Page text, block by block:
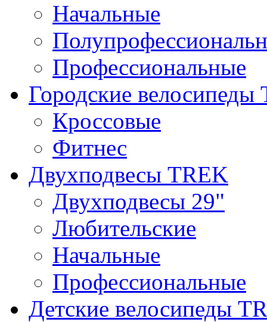
Начальные
Профессиональные
Городские велосипеды
Кроссовые
Фитнес
Двухподвесы TREK
Двухподвесы 29"
Любительские
Начальные
Профессиональные
Детские велосипеды